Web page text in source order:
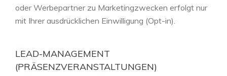
oder Werbepartner zu Marketingzwecken erfolgt nur
mit Ihrer ausdrücklichen Einwilligung (Opt-in).
LEAD-MANAGEMENT
(PRÄSENZVERANSTALTUNGEN)